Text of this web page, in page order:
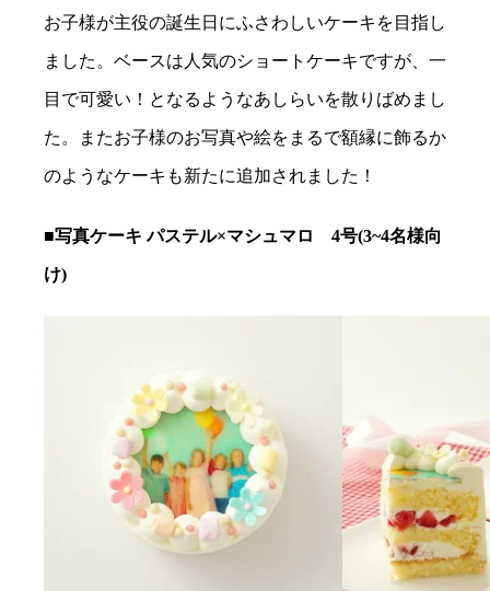
お子様が主役の誕生日にふさわしいケーキを目指し
ました。ベースは人気のショートケーキですが、一
目で可愛い！となるようなあしらいを散りばめまし
た。またお子様のお写真や絵をまるで額縁に飾るか
のようなケーキも新たに追加されました！
■写真ケーキ パステル×マシュマロ 4号(3~4名様向
け)